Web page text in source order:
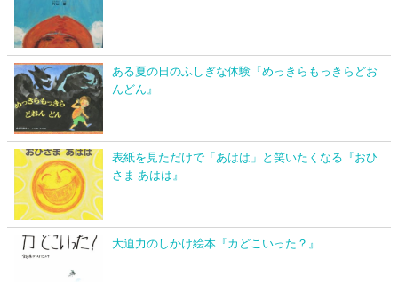
ある夏の日のふしぎな体験『めっきらもっきらどお
んどん』
表紙を見ただけで「あはは」と笑いたくなる『おひ
さま あはは』
大迫力のしかけ絵本『カどこいった？』